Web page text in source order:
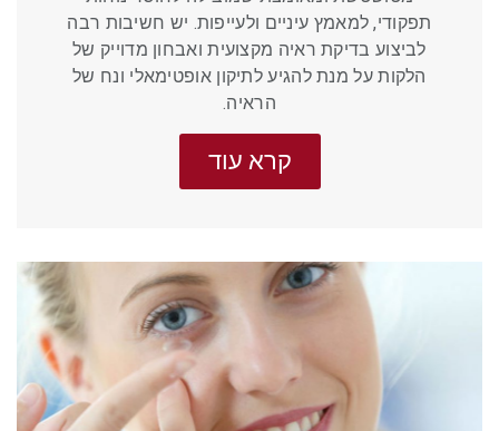
תפקודי, למאמץ עיניים ולעייפות. יש חשיבות רבה
לביצוע בדיקת ראיה מקצועית ואבחון מדוייק של
הלקות על מנת להגיע לתיקון אופטימאלי ונח של
הראיה.
קרא עוד